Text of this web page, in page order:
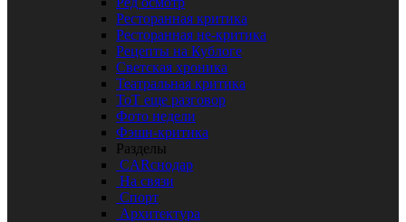
Ресторанная критика
Ресторанная не-критика
Рецепты на Кублоге
Светская хроника
Театральная критика
ТоТ еще разговор
Фото недели
Фэшн-критика
Разделы
CARснодар
На связи
Спорт
Архитектура